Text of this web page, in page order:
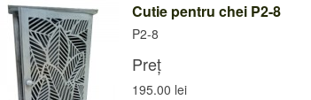
Cutie pentru chei P2-8
P2-8
Preț
195.00 lei